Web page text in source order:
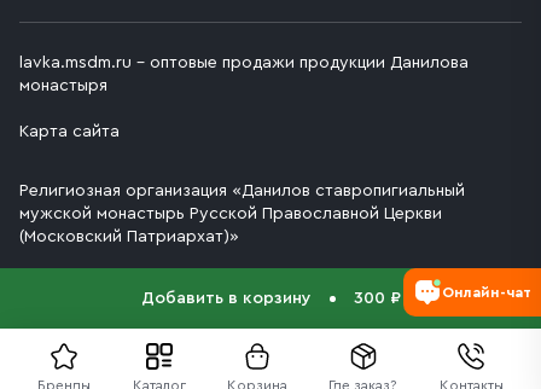
Бренды Каталог Корзина Где заказ? Контакты
Добавить в корзину 300 ₽
lavka.msdm.ru – оптовые продажи продукции Данилова
монастыря
Карта сайта
Религиозная организация «Данилов ставропигиальный
мужской монастырь Русской Православной Церкви
(Московский Патриархат)»
Онлайн-чат